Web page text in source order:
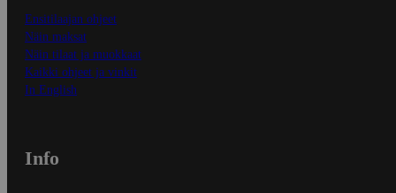
Ensitilaajan ohjeet
Näin maksat
Näin tilaat ja muokkaat
Kaikki ohjeet ja vinkit
In English
Info